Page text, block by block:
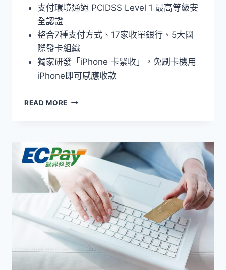
支付環境通過 PCIDSS Level 1 最高等級安
全認證
整合7種支付方式、17家收單銀行、5大國
際發卡組織
獨家研發「iPhone 卡緊收」，免刷卡機用
iPhone即可感應收款
READ MORE TAPPAY
紹